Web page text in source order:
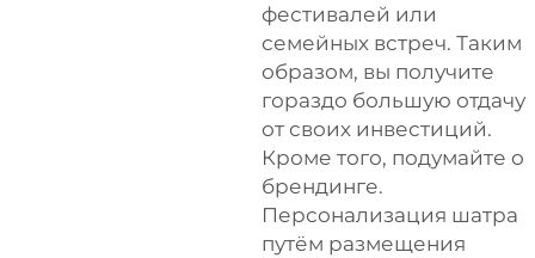
фестивалей или
семейных встреч. Таким
образом, вы получите
гораздо большую отдачу
от своих инвестиций.
Кроме того, подумайте о
брендинге.
Персонализация шатра
путём размещения